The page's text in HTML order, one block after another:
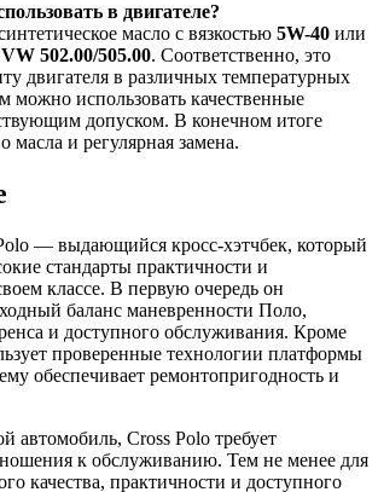
в двигателе?
масло с вязкостью 5W-40 или
VW 502.00/505.00. Соответственно, это
двигателя в различных температурных
можно использовать качественные
допуском. В конечном итоге
масла и регулярная замена.
— выдающийся кросс-хэтчбек, который
стандарты практичности и
классе. В первую очередь он
баланс маневренности Поло,
и доступного обслуживания. Кроме
проверенные технологии платформы
обеспечивает ремонтопригодность и
автомобиль, Cross Polo требует
к обслуживанию. Тем не менее для
качества, практичности и доступного